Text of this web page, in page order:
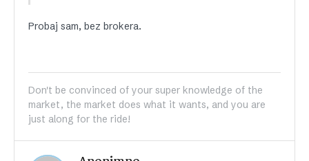
Probaj sam, bez brokera.
Don't be convinced of your super knowledge of the
market, the market does what it wants, and you are
just along for the ride!